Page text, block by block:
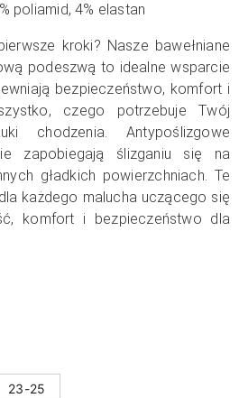
poliamid, 4% elastan
kroki? Nasze bawełniane
podeszwą to idealne wsparcie
bezpieczeństwo, komfort i
czego potrzebuje Twój
chodzenia. Antypoślizgowe
zapobiegają ślizganiu się na
gładkich powierzchniach. Te
każdego malucha uczącego się
komfort i bezpieczeństwo dla
23-25